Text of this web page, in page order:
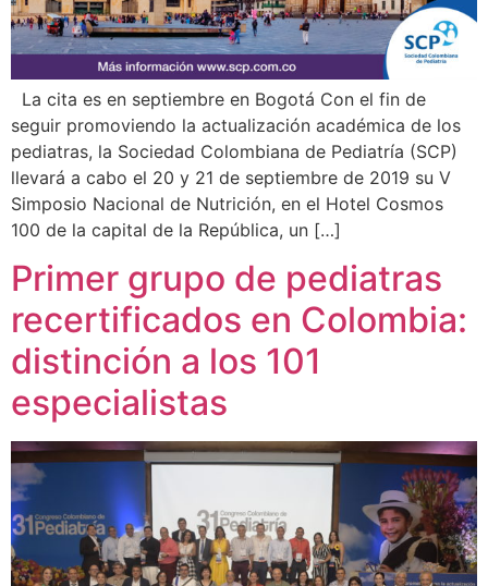
La cita es en septiembre en Bogotá Con el fin de
seguir promoviendo la actualización académica de los
pediatras, la Sociedad Colombiana de Pediatría (SCP)
llevará a cabo el 20 y 21 de septiembre de 2019 su V
Simposio Nacional de Nutrición, en el Hotel Cosmos
100 de la capital de la República, un […]
Primer grupo de pediatras
recertificados en Colombia:
distinción a los 101
especialistas